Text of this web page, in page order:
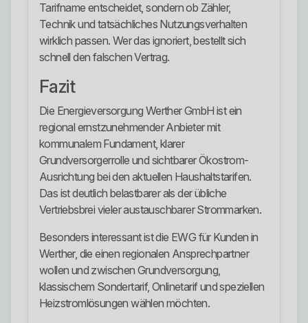
Tarifname entscheidet, sondern ob Zähler,
Technik und tatsächliches Nutzungsverhalten
wirklich passen. Wer das ignoriert, bestellt sich
schnell den falschen Vertrag.
Fazit
Die Energieversorgung Werther GmbH ist ein
regional ernstzunehmender Anbieter mit
kommunalem Fundament, klarer
Grundversorgerrolle und sichtbarer Ökostrom-
Ausrichtung bei den aktuellen Haushaltstarifen.
Das ist deutlich belastbarer als der übliche
Vertriebsbrei vieler austauschbarer Strommarken.
Besonders interessant ist die EWG für Kunden in
Werther, die einen regionalen Ansprechpartner
wollen und zwischen Grundversorgung,
klassischem Sondertarif, Onlinetarif und speziellen
Heizstromlösungen wählen möchten.